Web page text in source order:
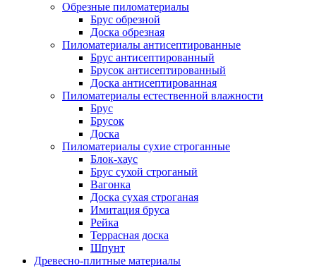
Обрезные пиломатериалы
Брус обрезной
Доска обрезная
Пиломатериалы антисептированные
Брус антисептированный
Брусок антисептированный
Доска антисептированная
Пиломатериалы естественной влажности
Брус
Брусок
Доска
Пиломатериалы сухие строганные
Блок-хаус
Брус сухой строганый
Вагонка
Доска сухая строганая
Имитация бруса
Рейка
Террасная доска
Шпунт
Древесно-плитные материалы